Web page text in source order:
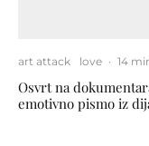
art attack love · 14
Osvrt na
emotivno pismo iz